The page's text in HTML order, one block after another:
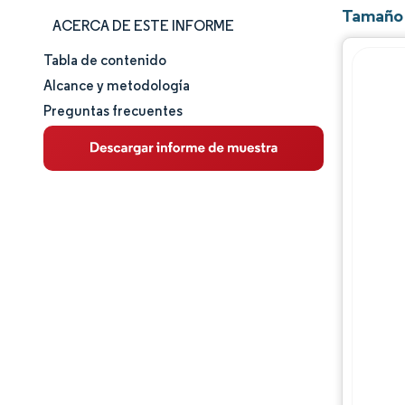
ACERCA DE ESTE INFORME
Tamaño y cuota de mercado
Análisis de mercado
Tendencias e ideas
Tabla de contenido
Alcance y metodología
Preguntas frecuentes